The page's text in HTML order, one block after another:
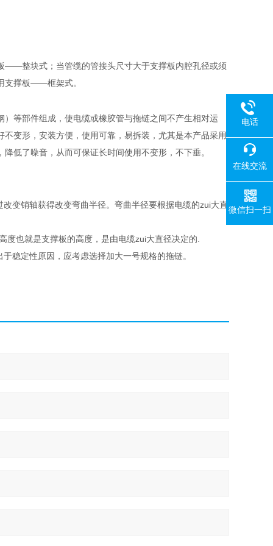
——整块式；当管缆的管接头尺寸大于支撑板内腔孔径或须
支撑板——框架式。
等部件组成，使电缆或橡胶管与拖链之间不产生相对运
变形，安装方便，使用可靠，易拆装，尤其是本产品采用
低了噪音，从而可保证长时间使用不变形，不下垂。
变销轴获得改变弯曲半径。弯曲半径要根据电缆的zui大直
也就是支撑板的高度，是由电缆zui大直径决定的.
稳定性原因，应考虑选择加大一号规格的拖链。
电话
在线交流
微信扫一扫